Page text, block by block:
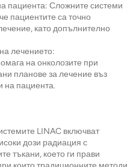
пациента: Сложните системи
пациентите са точно
като допълнително
лечението:
на онколозите при
планове за лечение въз
на пациента.
LINAC включват
дози радиация с
тъкани, което ги прави